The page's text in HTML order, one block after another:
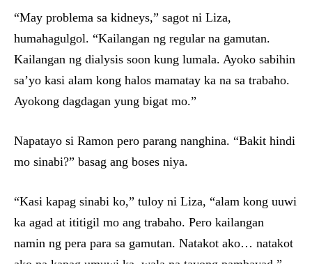
“May problema sa kidneys,” sagot ni Liza,
humahagulgol. “Kailangan ng regular na gamutan.
Kailangan ng dialysis soon kung lumala. Ayoko sabihin
sa’yo kasi alam kong halos mamatay ka na sa trabaho.
Ayokong dagdagan yung bigat mo.”
Napatayo si Ramon pero parang nanghina. “Bakit hindi
mo sinabi?” basag ang boses niya.
“Kasi kapag sinabi ko,” tuloy ni Liza, “alam kong uuwi
ka agad at ititigil mo ang trabaho. Pero kailangan
namin ng pera para sa gamutan. Natakot ako… natakot